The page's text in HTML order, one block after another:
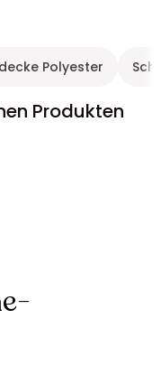
Polyester
Produkten